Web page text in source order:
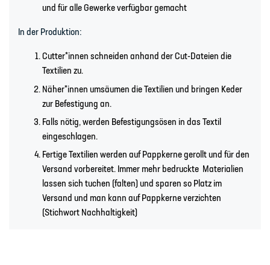
und für alle Gewerke verfügbar gemacht
In der Produktion:
Cutter*innen schneiden anhand der Cut-Dateien die
Textilien zu.
Näher*innen umsäumen die Textilien und bringen Keder
zur Befestigung an.
Falls nötig, werden Befestigungsösen in das Textil
eingeschlagen.
Fertige Textilien werden auf Pappkerne gerollt und für den
Versand vorbereitet. Immer mehr bedruckte Materialien
lassen sich tuchen (falten) und sparen so Platz im
Versand und man kann auf Pappkerne verzichten
(Stichwort Nachhaltigkeit)